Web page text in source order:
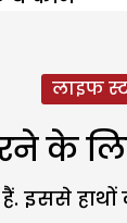
लाइफ
के
हैं. इससे